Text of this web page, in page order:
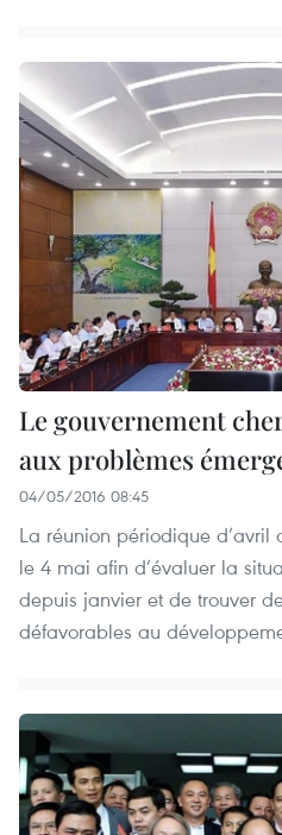
Le gouvernement
aux problèmes
04/05/2016 08:45
La réunion périodique
le 4 mai afin d’évaluer la
depuis janvier et de trouver
défavorables au